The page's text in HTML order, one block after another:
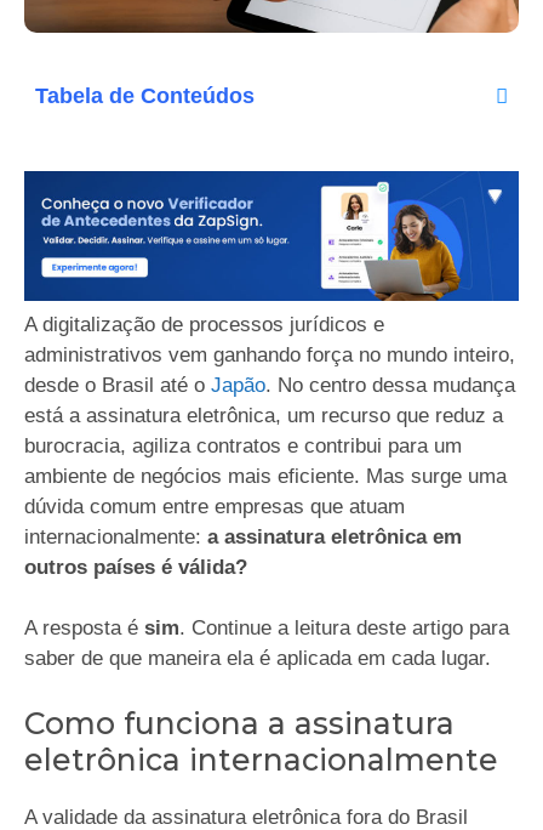
Tabela de Conteúdos
A digitalização de processos jurídicos e
administrativos vem ganhando força no mundo inteiro,
desde o Brasil até o Japão. No centro dessa mudança
está a assinatura eletrônica, um recurso que reduz a
burocracia, agiliza contratos e contribui para um
ambiente de negócios mais eficiente. Mas surge uma
dúvida comum entre empresas que atuam
internacionalmente: a assinatura eletrônica em
outros países é válida?
A resposta é sim. Continue a leitura deste artigo para
saber de que maneira ela é aplicada em cada lugar.
Como funciona a assinatura
eletrônica internacionalmente
A validade da assinatura eletrônica fora do Brasil